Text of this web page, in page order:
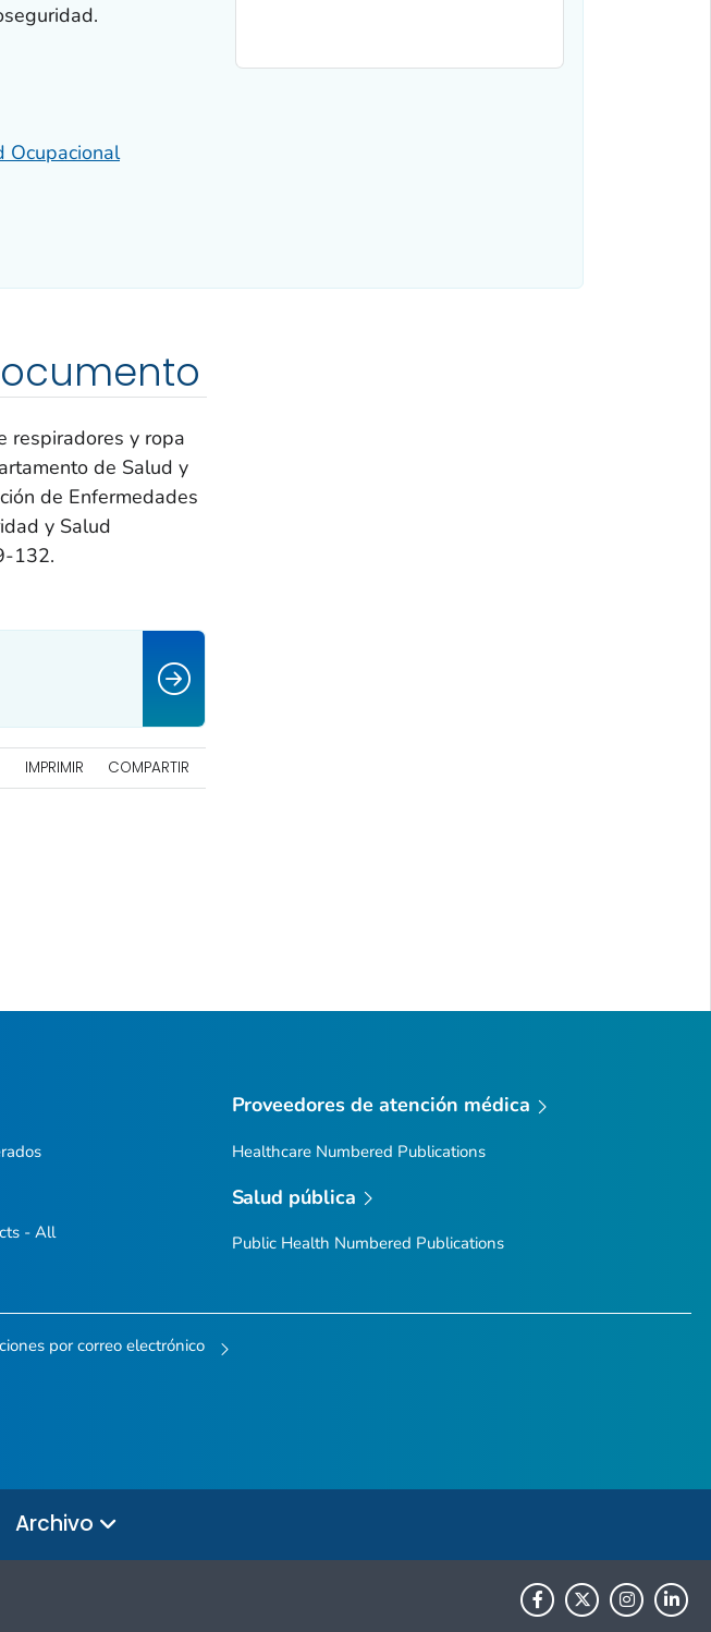
Ocupacional
respiradores y ropa
de Salud y
de Enfermedades
y Salud
132.
IMPRIMIR COMPARTIR
- All
Proveedores de atención médica
Healthcare Numbered Publications
Salud pública
Public Health Numbered Publications
por correo electrónico
Archivo